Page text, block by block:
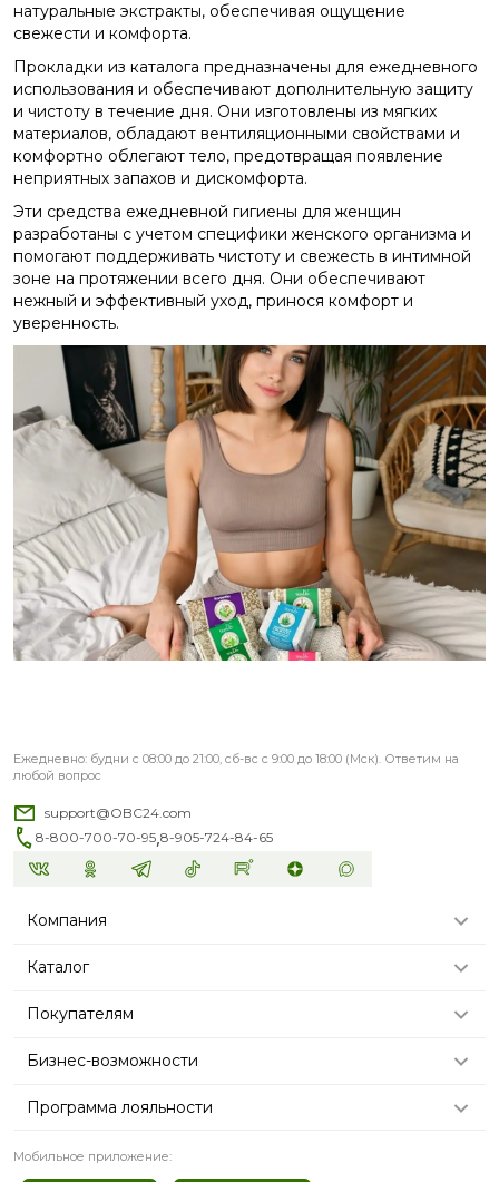
натуральные экстракты, обеспечивая ощущение
свежести и комфорта.
Прокладки из каталога предназначены для ежедневного
использования и обеспечивают дополнительную защиту
и чистоту в течение дня. Они изготовлены из мягких
материалов, обладают вентиляционными свойствами и
комфортно облегают тело, предотвращая появление
неприятных запахов и дискомфорта.
Эти средства ежедневной гигиены для женщин
разработаны с учетом специфики женского организма и
помогают поддерживать чистоту и свежесть в интимной
зоне на протяжении всего дня. Они обеспечивают
нежный и эффективный уход, принося комфорт и
уверенность.
Ежедневно: будни с 08:00 до 21:00, сб-вс с 9:00 до 18:00 (Мск). Ответим на
любой вопрос
support@OBC24.com
8-800-700-70-95,8-905-724-84-65
Компания
Каталог
Покупателям
Бизнес-возможности
Программа лояльности
Мобильное приложение: